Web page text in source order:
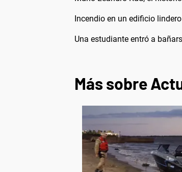
Incendio en un edificio
Una estudiante entró a
Más sobre